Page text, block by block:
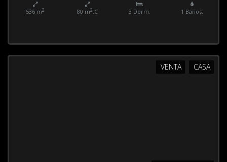
536 m2 80 m2.C 3 Dorm. 1 Baños.
CASA
VENTA